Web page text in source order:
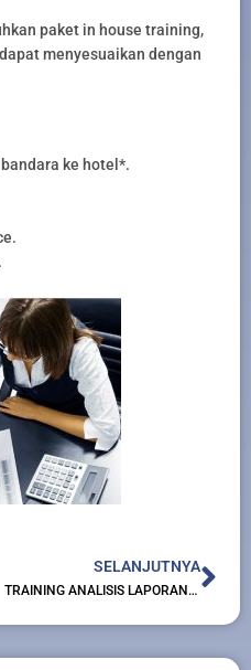
paket in house training,
menyesuaikan dengan
ke hotel*.
SELANJUTNYA
TRAINING ANALISIS LAPORAN KEINGINAN